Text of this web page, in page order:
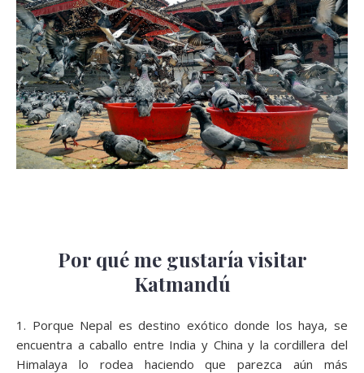
Por qué me gustaría visitar
Katmandú
1. Porque Nepal es destino exótico donde los haya, se
encuentra a caballo entre India y China y la cordillera del
Himalaya lo rodea haciendo que parezca aún más